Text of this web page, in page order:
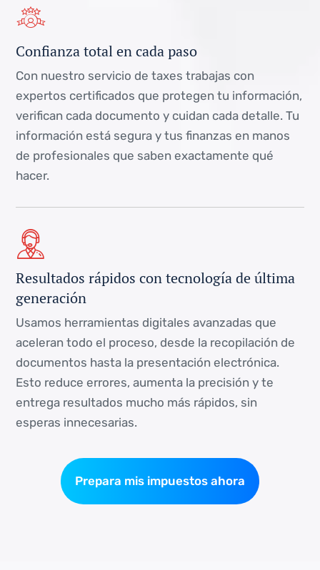
Confianza total en cada paso
Con nuestro servicio de taxes trabajas con
expertos certificados que protegen tu información,
verifican cada documento y cuidan cada detalle. Tu
información está segura y tus finanzas en manos
de profesionales que saben exactamente qué
hacer.
Resultados rápidos con tecnología de última
generación
Usamos herramientas digitales avanzadas que
aceleran todo el proceso, desde la recopilación de
documentos hasta la presentación electrónica.
Esto reduce errores, aumenta la precisión y te
entrega resultados mucho más rápidos, sin
esperas innecesarias.
Prepara mis impuestos ahora